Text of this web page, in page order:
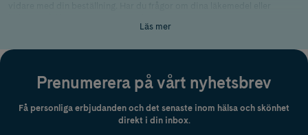
tillgängliga för att hjälpa dig.
Läs mer
Prenumerera på vårt nyhetsbrev
Få personliga erbjudanden och det senaste inom hälsa och skönhet
direkt i din inbox.